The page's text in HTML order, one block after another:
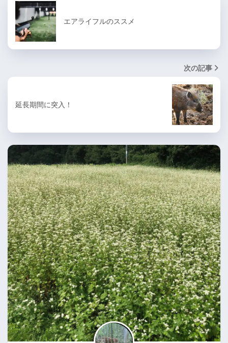
エアライフルのススメ
次の記事
延長期間に突入！